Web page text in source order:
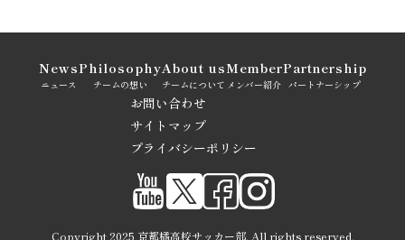
ニュース
News
チームの想い
Philosophy
チームについて
About us
メンバー紹介
Member
パートナーシップ
Partnership
お問い合わせ
サイトマップ
プライバシーポリシー
Copyright 2025 京都橘高校サッカー部. All rights reserved.